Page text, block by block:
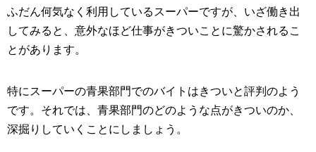
ふだん何気なく利用しているスーパーですが、いざ働き出
してみると、意外なほど仕事がきついことに驚かされるこ
とがあります。
特にスーパーの青果部門でのバイトはきついと評判のよう
です。それでは、青果部門のどのような点がきついのか、
深掘りしていくことにしましょう。